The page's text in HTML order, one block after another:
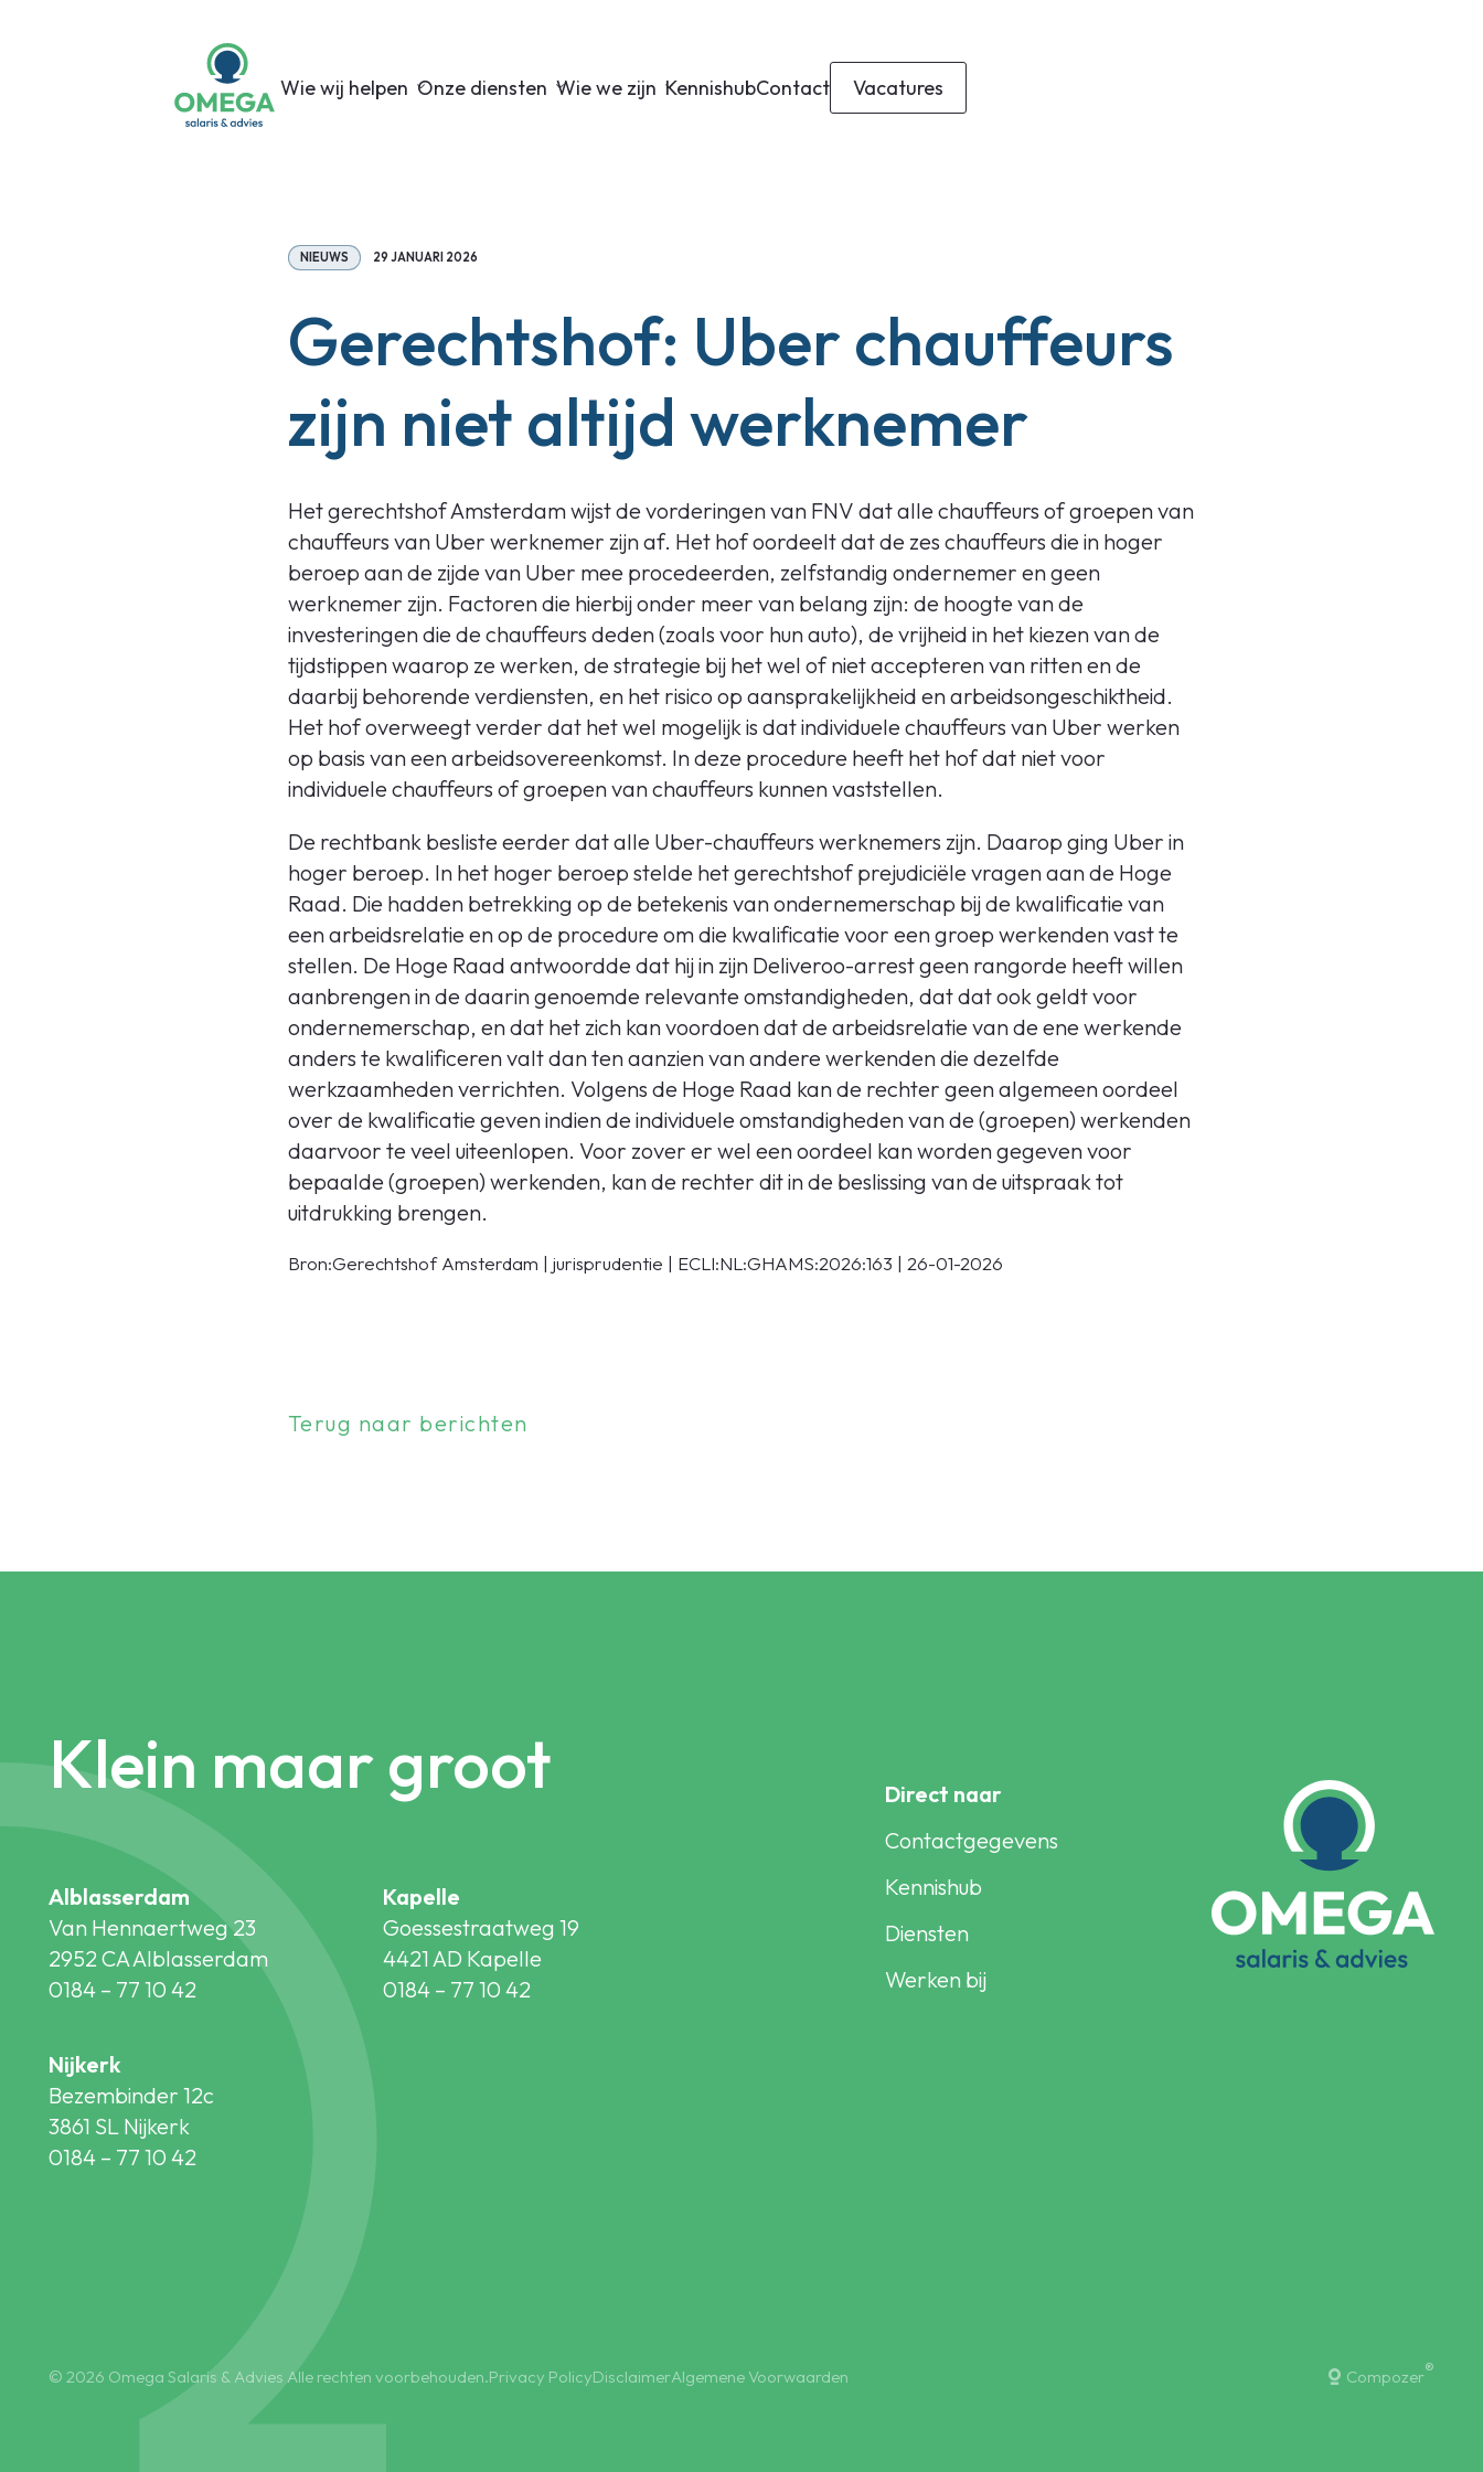
Wie wij helpen Onze diensten Wie we zijn KennishubContact Vacatures
NIEUWS 29 JANUARI 2026
Gerechtshof: Uber chauffeurs
zijn niet altijd werknemer
Het gerechtshof Amsterdam wijst de vorderingen van FNV dat alle chauffeurs of groepen van
chauffeurs van Uber werknemer zijn af. Het hof oordeelt dat de zes chauffeurs die in hoger
beroep aan de zijde van Uber mee procedeerden, zelfstandig ondernemer en geen
werknemer zijn. Factoren die hierbij onder meer van belang zijn: de hoogte van de
investeringen die de chauffeurs deden (zoals voor hun auto), de vrijheid in het kiezen van de
tijdstippen waarop ze werken, de strategie bij het wel of niet accepteren van ritten en de
daarbij behorende verdiensten, en het risico op aansprakelijkheid en arbeidsongeschiktheid.
Het hof overweegt verder dat het wel mogelijk is dat individuele chauffeurs van Uber werken
op basis van een arbeidsovereenkomst. In deze procedure heeft het hof dat niet voor
individuele chauffeurs of groepen van chauffeurs kunnen vaststellen.
De rechtbank besliste eerder dat alle Uber-chauffeurs werknemers zijn. Daarop ging Uber in
hoger beroep. In het hoger beroep stelde het gerechtshof prejudiciële vragen aan de Hoge
Raad. Die hadden betrekking op de betekenis van ondernemerschap bij de kwalificatie van
een arbeidsrelatie en op de procedure om die kwalificatie voor een groep werkenden vast te
stellen. De Hoge Raad antwoordde dat hij in zijn Deliveroo-arrest geen rangorde heeft willen
aanbrengen in de daarin genoemde relevante omstandigheden, dat dat ook geldt voor
ondernemerschap, en dat het zich kan voordoen dat de arbeidsrelatie van de ene werkende
anders te kwalificeren valt dan ten aanzien van andere werkenden die dezelfde
werkzaamheden verrichten. Volgens de Hoge Raad kan de rechter geen algemeen oordeel
over de kwalificatie geven indien de individuele omstandigheden van de (groepen) werkenden
daarvoor te veel uiteenlopen. Voor zover er wel een oordeel kan worden gegeven voor
bepaalde (groepen) werkenden, kan de rechter dit in de beslissing van de uitspraak tot
uitdrukking brengen.
Bron:Gerechtshof Amsterdam | jurisprudentie | ECLI:NL:GHAMS:2026:163 | 26-01-2026
Terug naar berichten
Klein maar groot
Alblasserdam
Van Hennaertweg 23
2952 CA Alblasserdam
0184 – 77 10 42
Kapelle
Goessestraatweg 19
4421 AD Kapelle
0184 – 77 10 42
Nijkerk
Bezembinder 12c
3861 SL Nijkerk
0184 – 77 10 42
Direct naar
Contactgegevens
Kennishub
Diensten
Werken bij
© 2026 Omega Salaris & Advies Alle rechten voorbehouden.Privacy PolicyDisclaimerAlgemene Voorwaarden Compozer®